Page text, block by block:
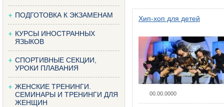
ПОДГОТОВКА К ЭКЗАМЕНАМ
КУРСЫ ИНОСТРАННЫХ
ЯЗЫКОВ
СПОРТИВНЫЕ СЕКЦИИ,
УРОКИ ПЛАВАНИЯ
ЖЕНСКИЕ ТРЕНИНГИ.
СЕМИНАРЫ И ТРЕНИНГИ ДЛЯ
ЖЕНЩИН
Хип-хоп для детей
00.00.0000